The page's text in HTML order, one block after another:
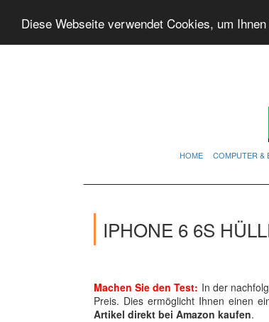
Diese Webseite verwendet Cookies, um
HOME COMPUTER &
IPHONE 6 6S
Machen Sie den Test: In der
Preis. Dies ermöglicht Ihnen einen
Artikel direkt bei Amazon kaufen.